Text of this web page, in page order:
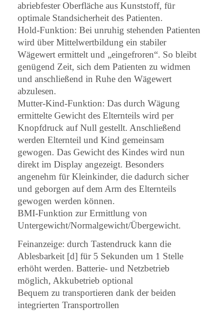
abriebfester Oberfläche aus Kunststoff, für
optimale Standsicherheit des Patienten.
Hold-Funktion: Bei unruhig stehenden Patienten
wird über Mittelwertbildung ein stabiler
Wägewert ermittelt und „eingefroren“. So bleibt
genügend Zeit, sich dem Patienten zu widmen
und anschließend in Ruhe den Wägewert
abzulesen.
Mutter-Kind-Funktion: Das durch Wägung
ermittelte Gewicht des Elternteils wird per
Knopfdruck auf Null gestellt. Anschließend
werden Elternteil und Kind gemeinsam
gewogen. Das Gewicht des Kindes wird nun
direkt im Display angezeigt. Besonders
angenehm für Kleinkinder, die dadurch sicher
und geborgen auf dem Arm des Elternteils
gewogen werden können.
BMI-Funktion zur Ermittlung von
Untergewicht/Normalgewicht/Übergewicht.
Feinanzeige: durch Tastendruck kann die
Ablesbarkeit [d] für 5 Sekunden um 1 Stelle
erhöht werden. Batterie- und Netzbetrieb
möglich, Akkubetrieb optional
Bequem zu transportieren dank der beiden
integrierten Transportrollen